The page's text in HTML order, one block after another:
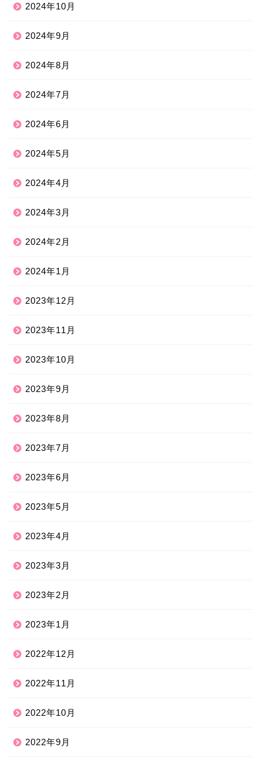
2024年10月
2024年9月
2024年8月
2024年7月
2024年6月
2024年5月
2024年4月
2024年3月
2024年2月
2024年1月
2023年12月
2023年11月
2023年10月
2023年9月
2023年8月
2023年7月
2023年6月
2023年5月
2023年4月
2023年3月
2023年2月
2023年1月
2022年12月
2022年11月
2022年10月
2022年9月